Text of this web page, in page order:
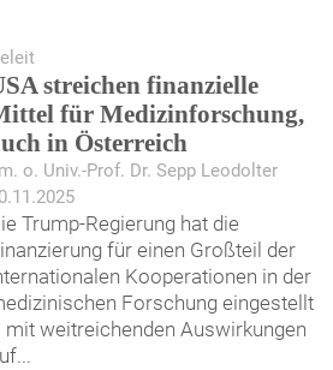
streichen finanzielle
für Medizinforschung,
in Österreich
o. Univ.-Prof. Dr. Sepp Leodolter
Trump-Regierung hat die
für einen Großteil der
Kooperationen in der
Forschung eingestellt
mit weitreichenden Auswirkungen
...